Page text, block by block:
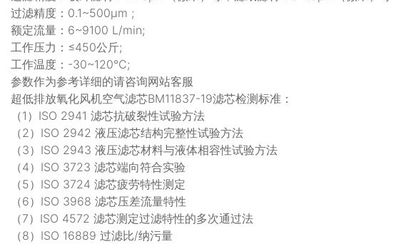
过滤精度：0.1~500μm ;
额定流量：6~9100 L/min;
工作压力：≤450公斤;
工作温度：-30~120℃;
参数作为参考详细的请咨询网站客服
超低排放氧化风机空气滤芯BM11837-19滤芯检测标准：
（1）ISO 2941 滤芯抗破裂性试验方法
（2）ISO 2942 液压滤芯结构完整性试验方法
（3）ISO 2943 液压滤芯材料与液体相容性试验方法
（4）ISO 3723 滤芯端向符合实验
（5）ISO 3724 滤芯疲劳特性测定
（6）ISO 3968 滤芯压差流量特性
（7）ISO 4572 滤芯测定过滤特性的多次通过法
（8）ISO 16889 过滤比/纳污量